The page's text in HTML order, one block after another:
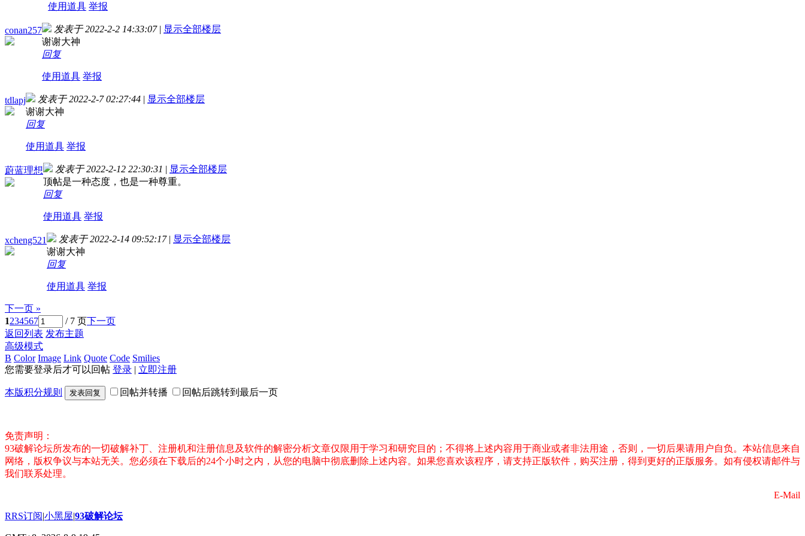
使用道具 举报
conan257 发表于 2022-2-2 14:33:07 | 显示全部楼层
谢谢大神
回复
使用道具 举报
tdlapj 发表于 2022-2-7 02:27:44 | 显示全部楼层
谢谢大神
回复
使用道具 举报
蔚蓝理想 发表于 2022-2-12 22:30:31 | 显示全部楼层
顶帖是一种态度，也是一种尊重。
回复
使用道具 举报
xcheng521 发表于 2022-2-14 09:52:17 | 显示全部楼层
谢谢大神
回复
使用道具 举报
下一页 »
1234567 / 7 页下一页
返回列表 发布主题
高级模式
B Color Image Link Quote Code Smilies
您需要登录后才可以回帖 登录 | 立即注册
本版积分规则 发表回复 回帖并转播 回帖后跳转到最后一页
免责声明：
93破解论坛所发布的一切破解补丁、注册机和注册信息及软件的解密分析文章仅限用于学习和研究目的；不得将上述内容用于商业或者非法用途，否则，一切后果请用户自负。本站信息来自
网络，版权争议与本站无关。您必须在下载后的24个小时之内，从您的电脑中彻底删除上述内容。如果您喜欢该程序，请支持正版软件，购买注册，得到更好的正版服务。如有侵权请邮件与
我们联系处理。
E-Mail
RRS订阅|小黑屋|93破解论坛